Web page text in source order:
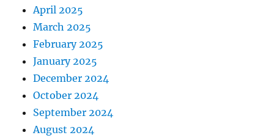
April 2025
March 2025
February 2025
January 2025
December 2024
October 2024
September 2024
August 2024